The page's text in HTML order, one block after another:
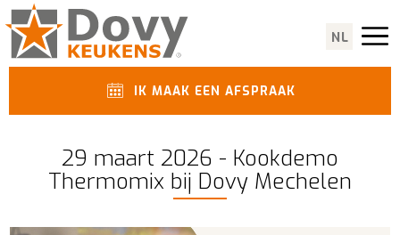
NL
IK MAAK EEN AFSPRAAK
29 maart 2026 - Kookdemo
Thermomix bij Dovy Mechelen